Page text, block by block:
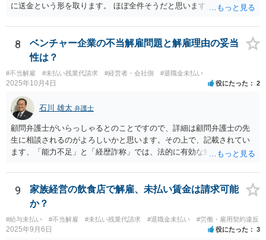
に送金という形を取ります。 ほぼ全件そうだと思います。
8
ベンチャー企業の不当解雇問題と解雇理由の妥当
性は？
#不当解雇 #未払い残業代請求 #経営者・会社側 #退職金未払い
2025年10月4日 役にたった 2
石川 雄太 弁護士
顧問弁護士がいらっしゃるとのことですので、詳細は顧問弁護士の先
生に相談されるのがよろしいかと思います。その上で、記載されてい
ます、「能力不足」と「経歴詐称」では、法的に有効な解雇理由とす
いのです。 また、高度人材の中途社員であっても、解雇しやすいわけ
ではないです。 労働契約法１６条では、「解雇は、客観的に合理的な
理由を欠き、社会通念上相当であると認められない場合は、その権利
を濫用したものとして、無効とする。」と定めています。 そのため、
解雇が認められるためには、「改善の見込みがないほどの著しい能力
不足」や「会社に重大な損害を与えた」などの客観的の事情及び証拠
9
家族経営の飲食店で解雇、未払い賃金は請求可能
か？
#給与未払い #不当解雇 #未払い残業代請求 #退職金未払い #労働・雇用契約違反
2025年9月6日 役にたった 3